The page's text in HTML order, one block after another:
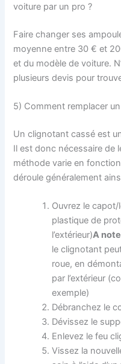
voiture par un pro ?
Faire changer ses
moyenne entre 30 € et
et du modèle de voiture.
plusieurs devis pour
5) Comment remplacer
Un clignotant cassé est
Il est donc nécessaire de
méthode varie en
déroule généralement
Ouvrez le
plastique de
l’extérieur)A
le clignotant
roue, en
par l’extérieur
exemple)
Débranchez le
Dévissez le
Enlevez le feu
Vissez la